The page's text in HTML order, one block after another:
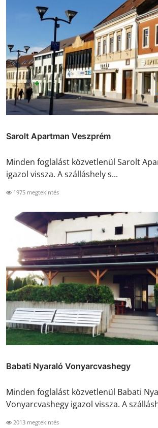
Sarolt Apartman Veszprém
Minden foglalást közvetlenül Sarolt
igazol vissza. A szálláshely s...
1975 megtekintés
Babati Nyaraló Vonyarcvashegy
Minden foglalást közvetlenül Babati
Vonyarcvashegy igazol vissza. A
2013 megtekintés